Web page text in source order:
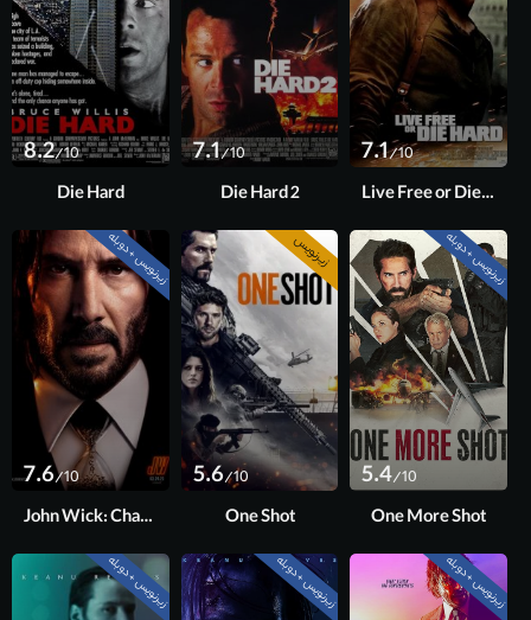
7.1/10
Live Free or Die Hard
7.1/10
Die Hard 2
8.2/10
Die Hard
زیرنویس + دوبله
5.4/10
One More Shot
زیرنویس
5.6/10
One Shot
زیرنویس + دوبله
7.6/10
John Wick: Chapter 4
زیرنویس + دوبله زیرنویس + دوبله زیرنویس + دوبله